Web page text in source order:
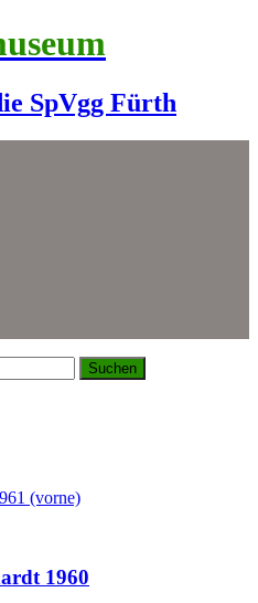
SpVgg Fürth
1960